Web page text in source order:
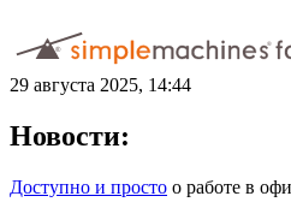
29 августа 2025, 14:44
Новости:
Доступно и просто о работе в